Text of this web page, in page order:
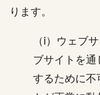
ります。
（i）ウェブ
ブサイトを
するために不